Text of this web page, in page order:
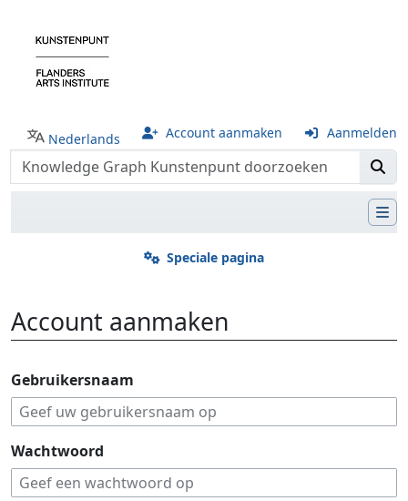
Nederlands Account aanmaken Aanmelden
Speciale pagina
Account aanmaken
Gebruikersnaam
Wachtwoord